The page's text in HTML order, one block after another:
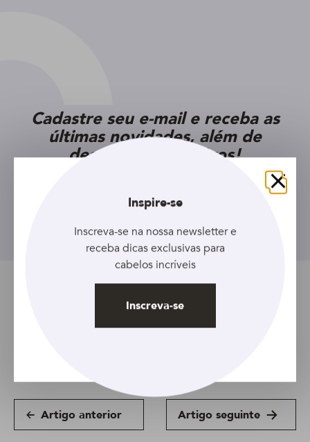
Cadastre seu e-mail e receba as
últimas novidades, além de
descontos exclusivos!
Inscreva-se
Tópicos relacionados
Alisador Artigo Com quÃ­mica
Artigo anterior Artigo seguinte
Fechar
Inspire-se
Inscreva-se na nossa newsletter e
receba dicas exclusivas para
cabelos incríveis
Inscreva-se